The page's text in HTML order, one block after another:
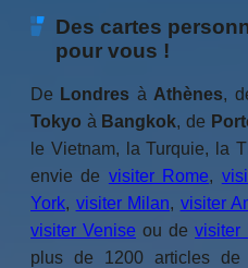
Des cartes
pour vous !
De Londres à Athènes,
Tokyo à Bangkok, de
le Vietnam, la Turquie, la
envie de visiter Rome,
York, visiter Milan, visiter
visiter Venise ou de visiter
plus de 1200 articles de